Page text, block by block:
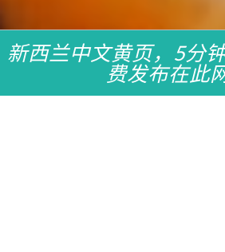
新西兰中文黄页，5分
费发布在此